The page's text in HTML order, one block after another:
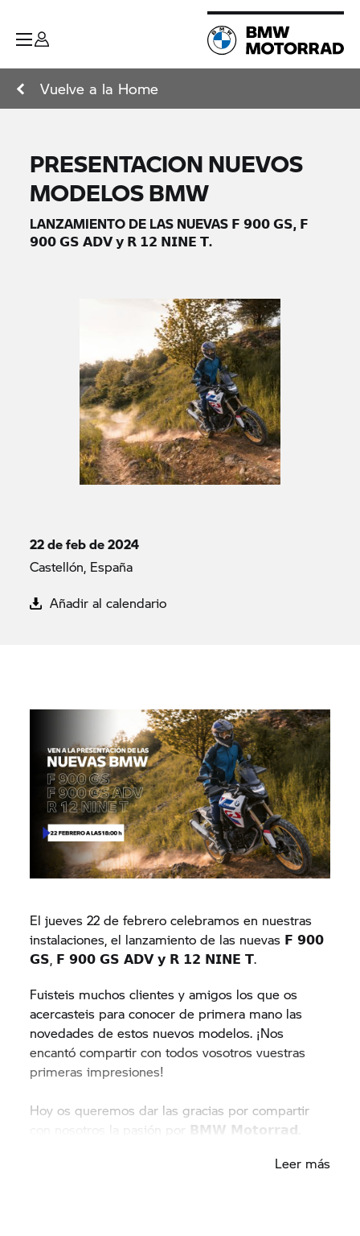
Vuelve a la Home
PRESENTACION NUEVOS
MODELOS BMW
LANZAMIENTO DE LAS NUEVAS 𝗙 𝟵𝟬𝟬 𝗚𝗦, 𝗙
𝟵𝟬𝟬 𝗚𝗦 𝗔𝗗𝗩 𝘆 𝗥 𝟭𝟮 𝗡𝗜𝗡𝗘 𝗧.
22 de feb de 2024
Castellón, España
Añadir al calendario
El jueves 22 de febrero celebramos en nuestras
instalaciones, el lanzamiento de las nuevas 𝗙 𝟵𝟬𝟬
𝗚𝗦, 𝗙 𝟵𝟬𝟬 𝗚𝗦 𝗔𝗗𝗩 𝘆 𝗥 𝟭𝟮 𝗡𝗜𝗡𝗘 𝗧.
Fuisteis muchos clientes y amigos los que os
acercasteis para conocer de primera mano las
novedades de estos nuevos modelos. ¡Nos
encantó compartir con todos vosotros vuestras
primeras impresiones!
Hoy os queremos dar las gracias por compartir
con nosotros la pasión por 𝗕𝗠𝗪 𝗠𝗼𝘁𝗼𝗿𝗿𝗮𝗱.
Leer más